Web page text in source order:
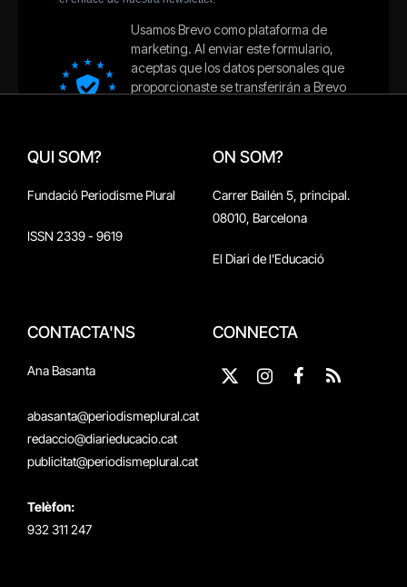
QUI SOM?
Fundació Periodisme Plural
ISSN 2339 - 9619
ON SOM?
Carrer Bailén 5, principal.
08010, Barcelona
El Diari de l'Educació
CONTACTA'NS
Ana Basanta
abasanta@periodismeplural.cat
redaccio@diarieducacio.cat
publicitat@periodismeplural.cat
Telèfon:
932 311 247
CONNECTA
X
Instagram
Facebook
RSS